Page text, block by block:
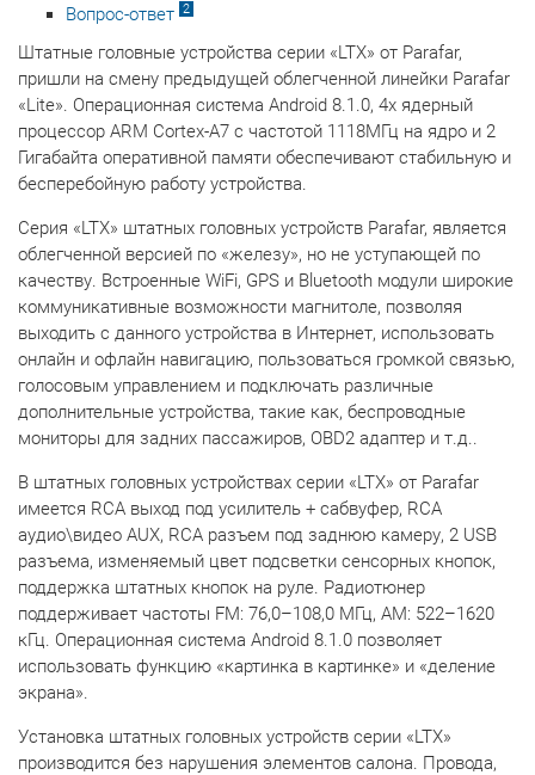
Вопрос-ответ 2
Штатные головные устройства серии «LTX» от Parafar,
пришли на смену предыдущей облегченной линейки Parafar
«Lite». Операционная система Android 8.1.0, 4x ядерный
процессор ARM Cortex-A7 с частотой 1118МГц на ядро и 2
Гигабайта оперативной памяти обеспечивают стабильную и
бесперебойную работу устройства.
Серия «LTX» штатных головных устройств Parafar, является
облегченной версией по «железу», но не уступающей по
качеству. Встроенные WiFi, GPS и Bluetooth модули широкие
коммуникативные возможности магнитоле, позволяя
выходить с данного устройства в Интернет, использовать
онлайн и офлайн навигацию, пользоваться громкой связью,
голосовым управлением и подключать различные
дополнительные устройства, такие как, беспроводные
мониторы для задних пассажиров, OBD2 адаптер и т.д..
В штатных головных устройствах серии «LTX» от Parafar
имеется RCA выход под усилитель + сабвуфер, RCA
аудио\видео AUX, RCA разъем под заднюю камеру, 2 USB
разъема, изменяемый цвет подсветки сенсорных кнопок,
поддержка штатных кнопок на руле. Радиотюнер
поддерживает частоты FM: 76,0–108,0 МГц, AM: 522–1620
кГц. Операционная система Android 8.1.0 позволяет
использовать функцию «картинка в картинке» и «деление
экрана».
Установка штатных головных устройств серии «LTX»
производится без нарушения элементов салона. Провода,